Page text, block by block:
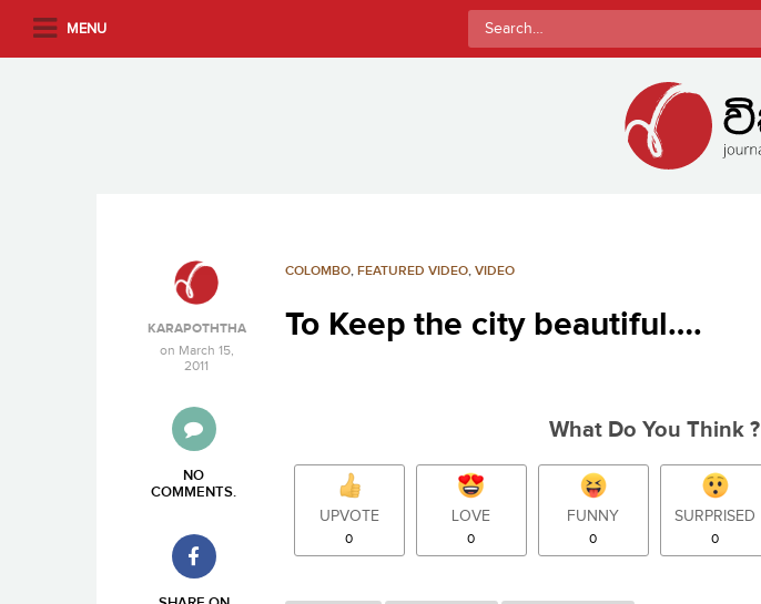
MENU
Search
for:
COLOMBO, FEATURED VIDEO, VIDEO
To Keep the city beautiful….
KARAPOTHTHA
on March 15,
2011
NO
COMMENTS.
What Do You Think ?
UPVOTE
0
LOVE
0
FUNNY
0
SURPRISED
0